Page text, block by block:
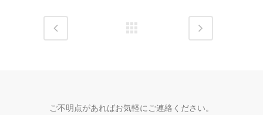
ご不明点があればお気軽にご連絡ください。